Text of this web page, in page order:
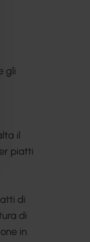
gli
il
piatti
di
di
in